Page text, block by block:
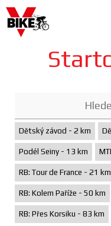
Dětský závod - 2 km
Podél Seiny - 13 km
RB: Tour de France - 21 km
RB: Kolem Paříže - 50 km
RB: Přes Korsiku - 83 km